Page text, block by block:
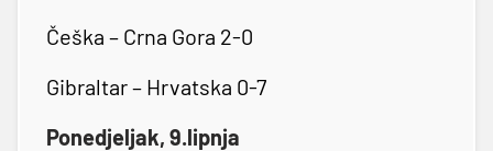
Češka – Crna Gora 2-0
Gibraltar – Hrvatska 0-7
Ponedjeljak, 9.lipnja